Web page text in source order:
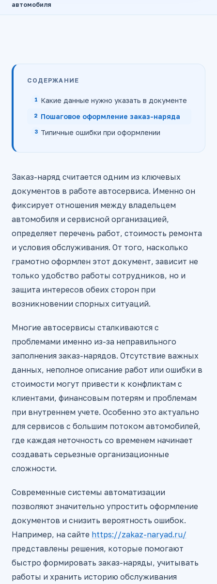
автомобиля
СОДЕРЖАНИЕ
Какие данные нужно указать в документе
Пошаговое оформление заказ-наряда
Типичные ошибки при оформлении
Заказ-наряд считается одним из ключевых
документов в работе автосервиса. Именно он
фиксирует отношения между владельцем
автомобиля и сервисной организацией,
определяет перечень работ, стоимость ремонта
и условия обслуживания. От того, насколько
грамотно оформлен этот документ, зависит не
только удобство работы сотрудников, но и
защита интересов обеих сторон при
возникновении спорных ситуаций.
Многие автосервисы сталкиваются с
проблемами именно из-за неправильного
заполнения заказ-нарядов. Отсутствие важных
данных, неполное описание работ или ошибки в
стоимости могут привести к конфликтам с
клиентами, финансовым потерям и проблемам
при внутреннем учете. Особенно это актуально
для сервисов с большим потоком автомобилей,
где каждая неточность со временем начинает
создавать серьезные организационные
сложности.
Современные системы автоматизации
позволяют значительно упростить оформление
документов и снизить вероятность ошибок.
Например, на сайте https://zakaz-naryad.ru/
представлены решения, которые помогают
быстро формировать заказ-наряды, учитывать
работы и хранить историю обслуживания